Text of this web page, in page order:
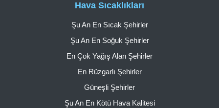
Hava Sıcaklıkları
Şu An En Sıcak Şehirler
Şu An En Soğuk Şehirler
En Çok Yağış Alan Şehirler
En Rüzgarlı Şehirler
Güneşli Şehirler
Şu An En Kötü Hava Kalitesi